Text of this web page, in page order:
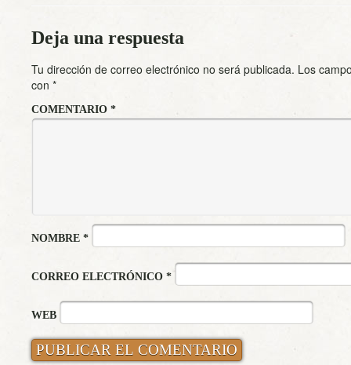
Deja una respuesta
Tu dirección de correo electrónico no será publicada. Los
con *
COMENTARIO *
NOMBRE *
CORREO ELECTRÓNICO *
WEB